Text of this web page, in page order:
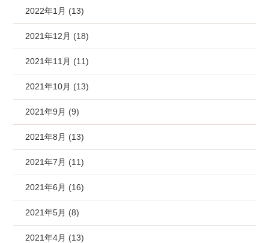
2022年1月 (13)
2021年12月 (18)
2021年11月 (11)
2021年10月 (13)
2021年9月 (9)
2021年8月 (13)
2021年7月 (11)
2021年6月 (16)
2021年5月 (8)
2021年4月 (13)